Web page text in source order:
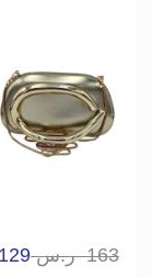
163 ر.س129